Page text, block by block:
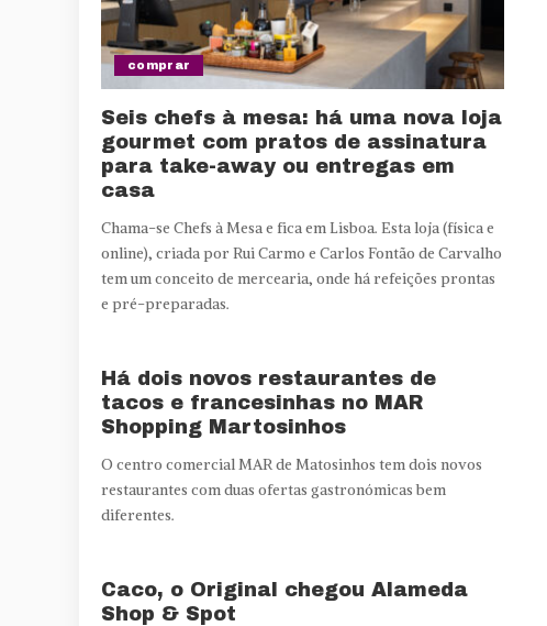
comprar
Seis chefs à mesa: há uma nova loja
gourmet com pratos de assinatura
para take-away ou entregas em
casa
Chama-se Chefs à Mesa e fica em Lisboa. Esta loja (física e
online), criada por Rui Carmo e Carlos Fontão de Carvalho
tem um conceito de mercearia, onde há refeições prontas
e pré-preparadas.
Há dois novos restaurantes de
tacos e francesinhas no MAR
Shopping Martosinhos
O centro comercial MAR de Matosinhos tem dois novos
restaurantes com duas ofertas gastronómicas bem
diferentes.
Caco, o Original chegou Alameda
Shop & Spot